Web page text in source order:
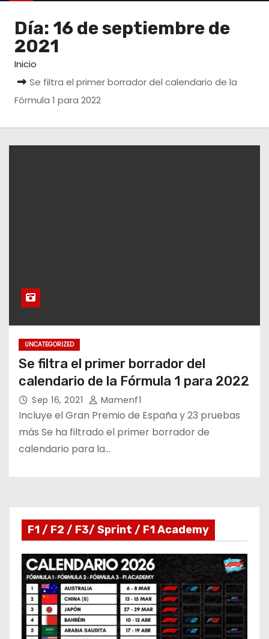
Día: 16 de septiembre de
2021
Inicio
Se filtra el primer borrador del calendario de la
Fórmula 1 para 2022
UNCATEGORIZED
Se filtra el primer borrador del
calendario de la Fórmula 1 para 2022
Sep 16, 2021 Mamenf1
Incluye el Gran Premio de España y 23 pruebas
más Se ha filtrado el primer borrador de
calendario para la…
F1 / F2 / F3/ Sprint / F1 Academy